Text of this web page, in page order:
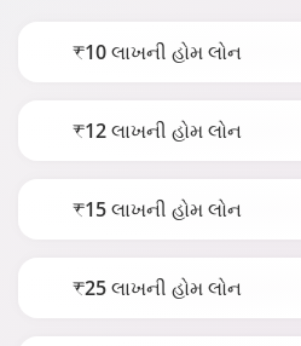
₹10 લાખની હોમ લોન
₹12 લાખની હોમ લોન
₹15 લાખની હોમ લોન
₹25 લાખની હોમ લોન